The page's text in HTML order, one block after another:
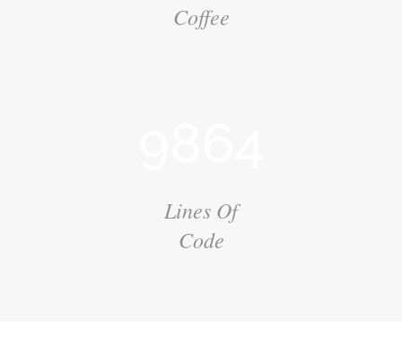
Coffee
Lines Of
Code